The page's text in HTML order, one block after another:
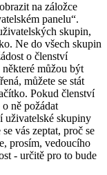
na záložce
panelu“.
skupin,
Ne do všech skupin
o členství
můžou být
můžete se stát
Pokud členství
ně požádat
uživatelské skupiny
vás zeptat, proč se
prosím, vedoucího
- určitě pro to bude